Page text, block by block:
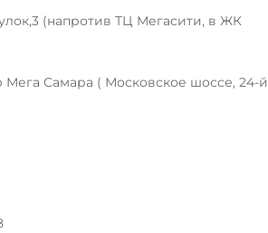
(напротив ТЦ Мегасити, в ЖК
Мега Самара ( Московское шоссе, 24-й